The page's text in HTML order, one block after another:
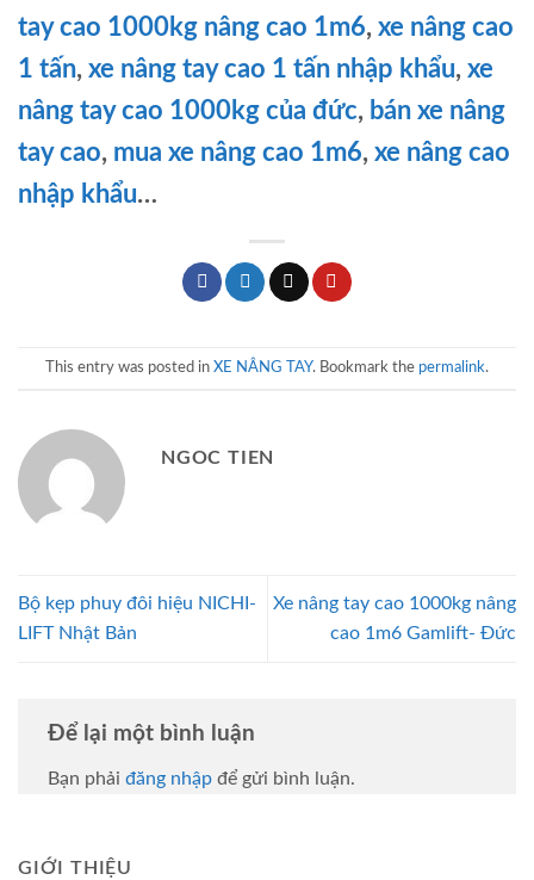
tay cao 1000kg nâng cao 1m6, xe nâng cao
1 tấn, xe nâng tay cao 1 tấn nhập khẩu, xe
nâng tay cao 1000kg của đức, bán xe nâng
tay cao, mua xe nâng cao 1m6, xe nâng cao
nhập khẩu…
This entry was posted in XE NÂNG TAY. Bookmark the permalink.
NGOC TIEN
Bộ kẹp phuy đôi hiệu NICHI-
LIFT Nhật Bản
Xe nâng tay cao 1000kg nâng
cao 1m6 Gamlift- Đức
Để lại một bình luận
Bạn phải đăng nhập để gửi bình luận.
GIỚI THIỆU